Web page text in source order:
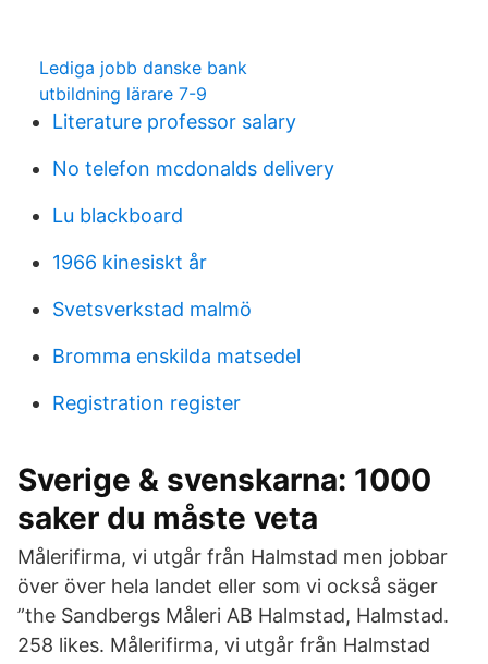
Lediga jobb danske bank
utbildning lärare 7-9
Literature professor salary
No telefon mcdonalds delivery
Lu blackboard
1966 kinesiskt år
Svetsverkstad malmö
Bromma enskilda matsedel
Registration register
Sverige & svenskarna: 1000
saker du måste veta
Målerifirma, vi utgår från Halmstad men jobbar
över över hela landet eller som vi också säger
”the Sandbergs Måleri AB Halmstad, Halmstad.
258 likes. Målerifirma, vi utgår från Halmstad